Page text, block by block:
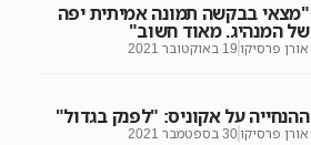
"מצאי בבקשה תמונה אמיתית יפה
של המנהיג. מאוד חשוב"
אורן פרסיקו 19 באוקטובר 2021
ההנחייה על אקוניס: "לפנק בגדול"
אורן פרסיקו30 בספטמבר 2021